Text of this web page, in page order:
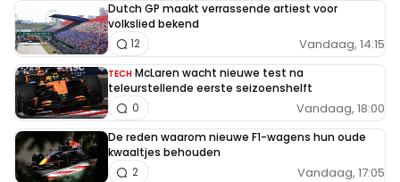
Dutch GP maakt verrassende artiest voor
volkslied bekend
Vandaag, 14:15
12
TECH McLaren wacht nieuwe test na
teleurstellende eerste seizoenshelft
Vandaag, 18:00
0
De reden waarom nieuwe F1-wagens hun oude
kwaaltjes behouden
Vandaag, 17:05
2